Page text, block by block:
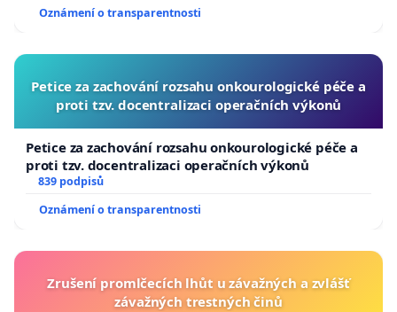
usnesení k podání ústavní žaloby na prezidenta
republiky
Oznámení o transparentnosti
Petice za zachování rozsahu onkourologické péče a
proti tzv. docentralizaci operačních výkonů
Petice za zachování rozsahu onkourologické péče a
proti tzv. docentralizaci operačních výkonů
839 podpisů
Oznámení o transparentnosti
Zrušení promlčecích lhůt u závažných a zvlášť
závažných trestných činů